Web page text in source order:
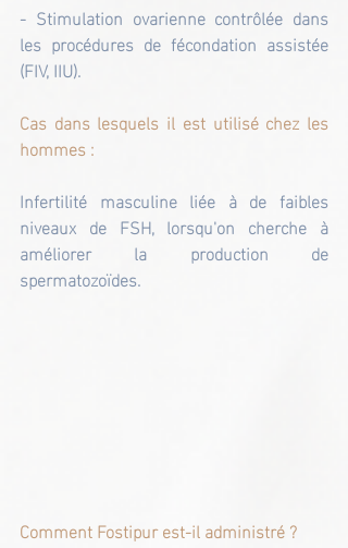
- Stimulation ovarienne contrôlée dans
les procédures de fécondation assistée
(FIV, IIU).
Cas dans lesquels il est utilisé chez les
hommes :
Infertilité masculine liée à de faibles
niveaux de FSH, lorsqu'on cherche à
améliorer la production de
spermatozoïdes.
Comment Fostipur est-il administré ?